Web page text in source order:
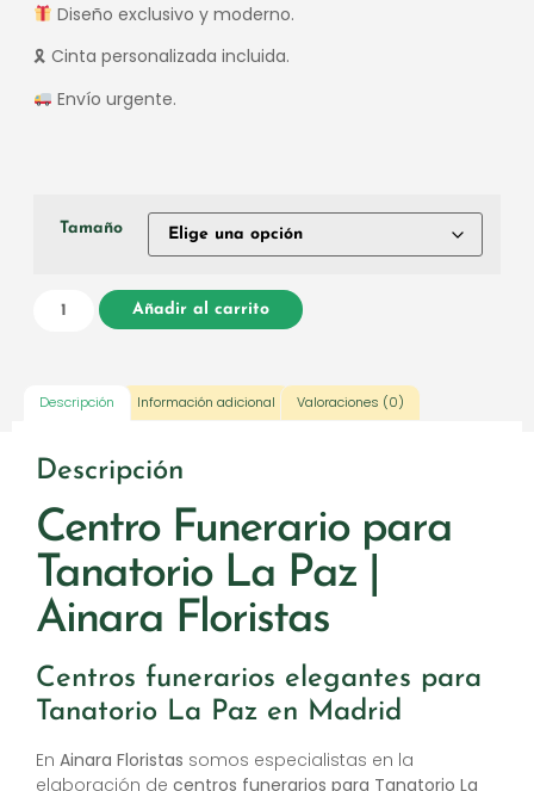
Diseño exclusivo y moderno.
🎗 Cinta personalizada incluida.
Envío urgente.
Tamaño
Añadir al carrito
Descripción Información adicional Valoraciones (0)
Descripción
Centro Funerario para
Tanatorio La Paz |
Ainara Floristas
Centros funerarios elegantes para
Tanatorio La Paz en Madrid
En Ainara Floristas somos especialistas en la
elaboración de centros funerarios para Tanatorio La